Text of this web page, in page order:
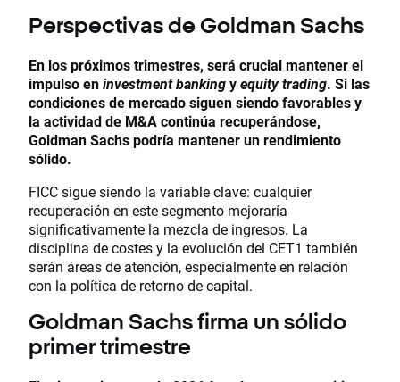
Perspectivas de Goldman Sachs
En los próximos trimestres, será crucial mantener el
impulso eninvestment bankingyequity trading. Si las
condiciones de mercado siguen siendo favorables y
la actividad de M&A continúa recuperándose,
Goldman Sachs podría mantener un rendimiento
sólido.
FICC sigue siendo la variable clave: cualquier
recuperación en este segmento mejoraría
significativamente la mezcla de ingresos. La
disciplina de costes y la evolución del CET1 también
serán áreas de atención, especialmente en relación
con la política de retorno de capital.
Goldman Sachs firma un sólido
primer trimestre